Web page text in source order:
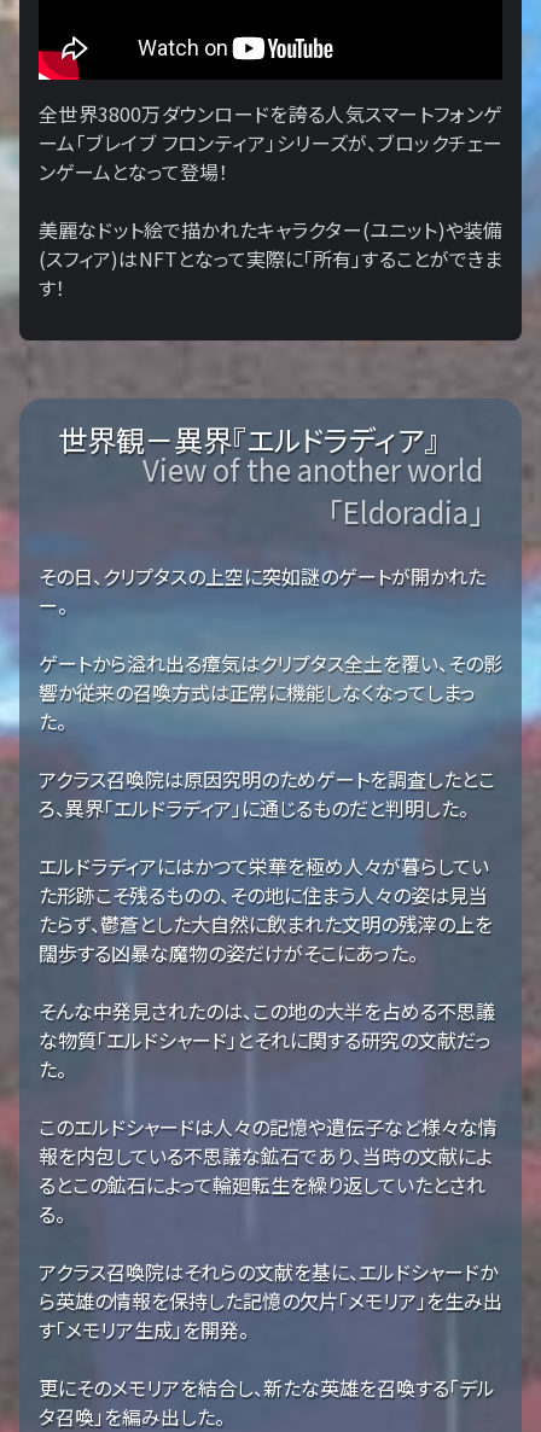
全世界3800万ダウンロードを誇る人気スマートフォンゲ
ーム「ブレイブ フロンティア」シリーズが、ブロックチェー
ンゲームとなって登場！
美麗なドット絵で描かれたキャラクター(ユニット)や装備
(スフィア)はNFTとなって実際に「所有」することができま
す！
世界観－異界『エルドラディア』
View of the another world
「Eldoradia」
その日、クリプタスの上空に突如謎のゲートが開かれた
ー。
ゲートから溢れ出る瘴気はクリプタス全土を覆い、その影
響か従来の召喚方式は正常に機能しなくなってしまっ
た。
アクラス召喚院は原因究明のためゲートを調査したとこ
ろ、異界「エルドラディア」に通じるものだと判明した。
エルドラディアにはかつて栄華を極め人々が暮らしてい
た形跡こそ残るものの、その地に住まう人々の姿は見当
たらず、鬱蒼とした大自然に飲まれた文明の残滓の上を
闊歩する凶暴な魔物の姿だけがそこにあった。
そんな中発見されたのは、この地の大半を占める不思議
な物質「エルドシャード」とそれに関する研究の文献だっ
た。
このエルドシャードは人々の記憶や遺伝子など様々な情
報を内包している不思議な鉱石であり、当時の文献によ
るとこの鉱石によって輪廻転生を繰り返していたとされ
る。
アクラス召喚院はそれらの文献を基に、エルドシャードか
ら英雄の情報を保持した記憶の欠片「メモリア」を生み出
す「メモリア生成」を開発。
更にそのメモリアを結合し、新たな英雄を召喚する「デル
タ召喚」を編み出した。